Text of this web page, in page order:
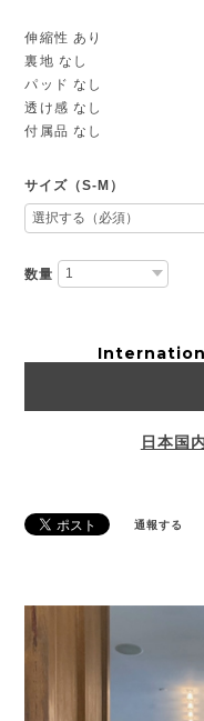
伸縮性 あり
裏地 なし
パッド なし
透け感 なし
付属品 なし
サイズ（S-M）
数量
日本国
通報する